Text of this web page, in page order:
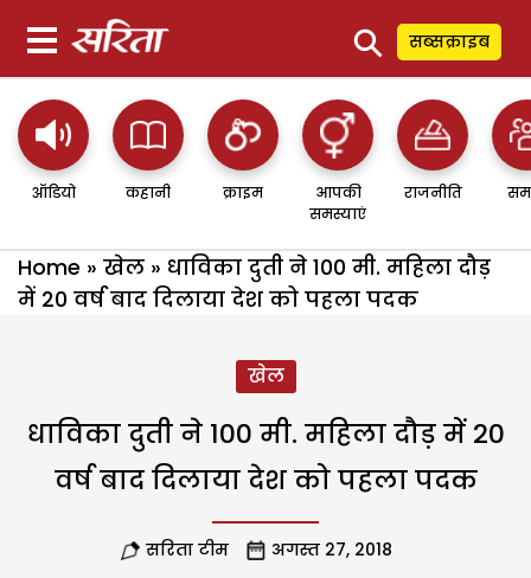
⚲ सब्सक्राइब
ऑडियो कहानी क्राइम
आपकी
समस्याएं
राजनीति
Home » खेल » धाविका दुती ने 100 मी. महिला दौड़
में 20 वर्ष बाद दिलाया देश को पहला पदक
खेल
धाविका दुती ने 100 मी. महिला दौड़ में 20
वर्ष बाद दिलाया देश को पहला पदक
सरिता टीम अगस्त 27, 2018